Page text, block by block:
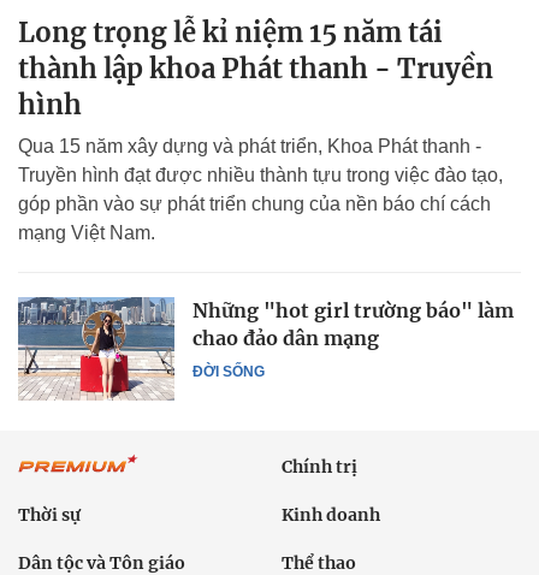
Long trọng lễ kỉ niệm 15 năm tái
thành lập khoa Phát thanh - Truyền
hình
Qua 15 năm xây dựng và phát triển, Khoa Phát thanh -
Truyền hình đạt được nhiều thành tựu trong việc đào tạo,
góp phần vào sự phát triển chung của nền báo chí cách
mạng Việt Nam.
ĐỜI SỐNG
Những "hot girl trường báo" làm
chao đảo dân mạng
Chính trị
Thời sự Kinh doanh
Dân tộc và Tôn giáo Thể thao